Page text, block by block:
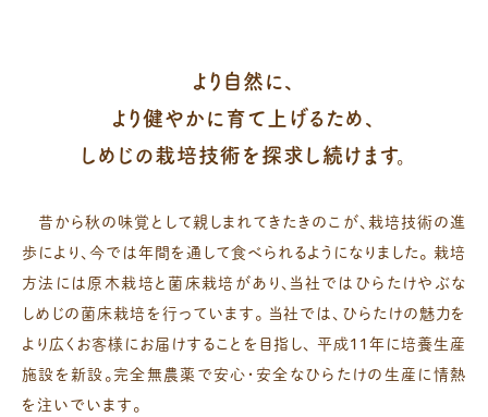
より自然に、
より健やかに育て上げるため、
しめじの栽培技術を探求し続けます。
昔から秋の味覚として親しまれてきたきのこが、栽培技術の進
歩により、今では年間を通して食べられるようになりました。 栽培
方法には原木栽培と菌床栽培があり、当社ではひらたけやぶな
しめじの菌床栽培を行っています。 当社では、ひらたけの魅力を
より広くお客様にお届けすることを目指し、
平成11年に培養生産
施設を新設。完全無農薬で安心・安全なひらたけの生産に情熱
を注いでいます。